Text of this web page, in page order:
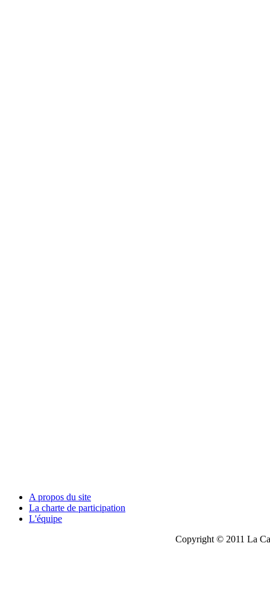
A propos du site
La charte de participation
L'équipe
Copyright © 2011 La